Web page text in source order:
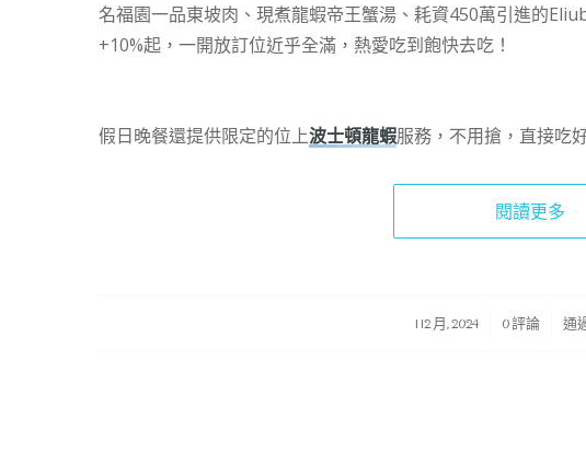
名福園一品東坡肉、現煮龍蝦帝王蟹湯、耗資450萬引進的
+10%起，一開放訂位近乎全滿，熱愛吃到飽快去吃！
假日晚餐還提供限定的位上波士頓龍蝦服務，不用搶，直接吃
閱讀更多
1 12 月, 2024
/ 0 評論 通